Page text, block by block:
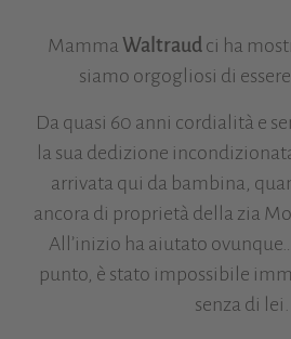
Mamma Waltraudci ha
siamo orgogliosi di
Da quasi 60 anni cordialità e
la sua dedizione
arrivata qui da bambina,
ancora di proprietà della zia
All’inizio ha aiutato
punto, è stato impossibile
senza di lei.